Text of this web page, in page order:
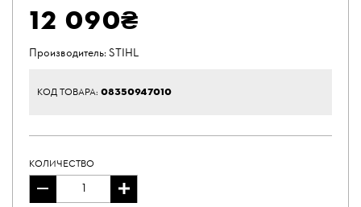
12 090₴
Производитель:STIHL
КОД ТОВАРА: 08350947010
КОЛИЧЕСТВО